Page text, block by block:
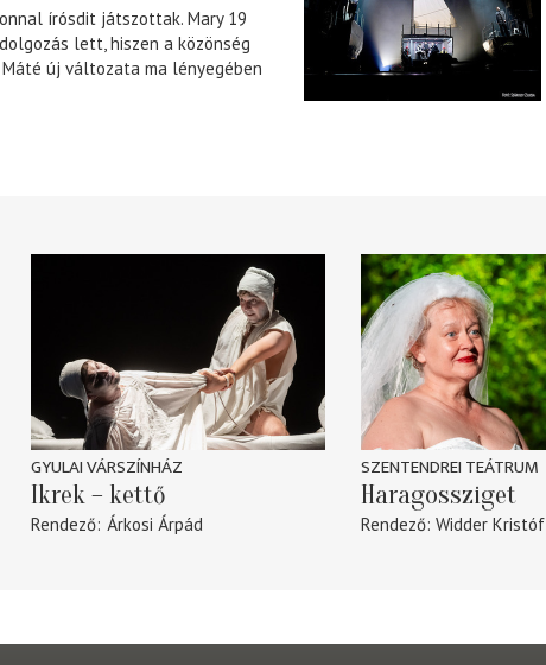
írósdit játszottak. Mary 19
lett, hiszen a közönség
új változata ma lényegében
GYULAI VÁRSZÍNHÁZ
Ikrek – kettő
Rendező Árkosi Árpád
SZENTENDREI TEÁTRUM
Haragossziget
Rendező Widder Kristóf